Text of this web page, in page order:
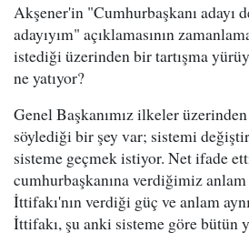
Akşener'in "Cumhurbaşkanı adayı
adayıyım" açıklamasının
istediği üzerinden bir tartışma
ne yatıyor?
Genel Başkanımız ilkeler
söylediği bir şey var; sistemi
sisteme geçmek istiyor. Net ifade
cumhurbaşkanına verdiğimiz
İttifakı'nın verdiği güç ve anlam
İttifakı, şu anki sisteme göre